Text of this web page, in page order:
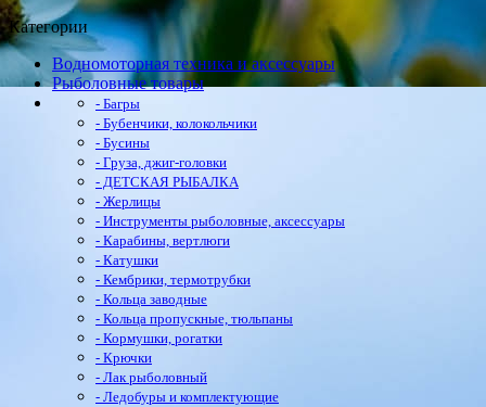
Категории
Водномоторная техника и аксессуары
Рыболовные товары
- Багры
- Бубенчики, колокольчики
- Бусины
- Груза, джиг-головки
- ДЕТСКАЯ РЫБАЛКА
- Жерлицы
- Инструменты рыболовные, аксессуары
- Карабины, вертлюги
- Катушки
- Кембрики, термотрубки
- Кольца заводные
- Кольца пропускные, тюльпаны
- Кормушки, рогатки
- Крючки
- Лак рыболовный
- Ледобуры и комплектующие